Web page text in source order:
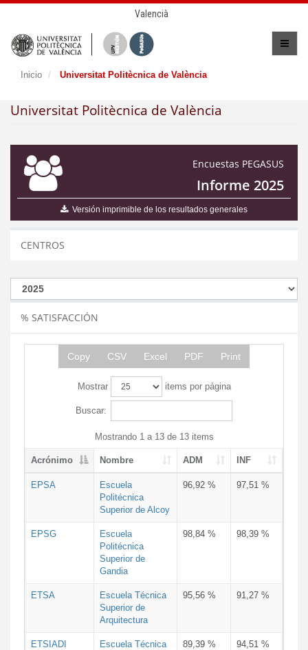
Valencià
Inicio Universitat Politècnica de València
Universitat Politècnica de València
Encuestas PEGASUS
Informe 2025
Versión imprimible de los resultados generales
CENTROS
% SATISFACCIÓN
Copy CSV Excel PDF Print
Mostrar items por página
Buscar:
Mostrando 1 a 13 de 13 items
Acrónimo Nombre ADM INF
EPSA
Escuela
Politécnica
Superior de Alcoy
96,92 % 97,51 %
EPSG
Escuela
Politécnica
Superior de
Gandia
98,84 % 98,39 %
ETSA
Escuela Técnica
Superior de
Arquitectura
95,56 % 91,27 %
ETSIADI
Escuela Técnica
89,39 % 94,51 %